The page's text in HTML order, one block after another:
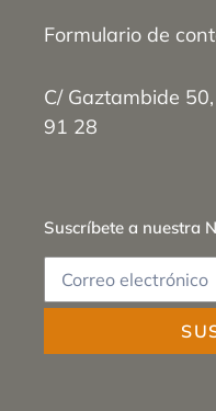
Formulario de
C/ Gaztambide
91 28
Suscríbete a nuestra